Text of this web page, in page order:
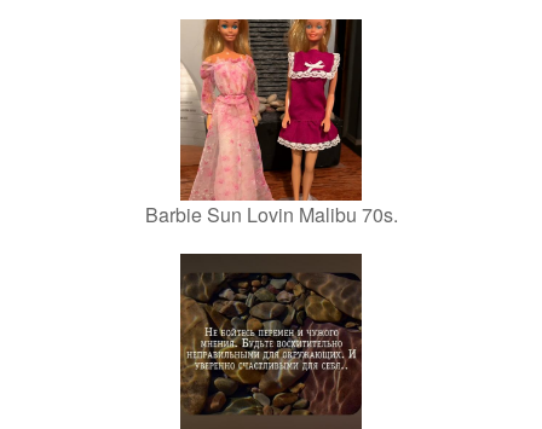
Barbie Sun Lovin Malibu 70s.